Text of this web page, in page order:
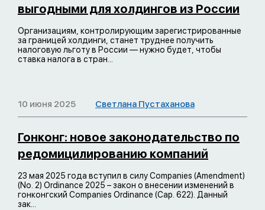
выгодными для холдингов из России
Организациям, контролирующим зарегистрированные
за границей холдинги, станет труднее получить
налоговую льготу в России — нужно будет, чтобы
ставка налога в стран...
10 июня 2025 Светлана Пустаханова
Гонконг: новое законодательство по
редомицилированию компаний
23 мая 2025 года вступил в силу Companies (Amendment)
(No. 2) Ordinance 2025 – закон о внесении изменений в
гонконгский Companies Ordinance (Cap. 622). Данный
зак...